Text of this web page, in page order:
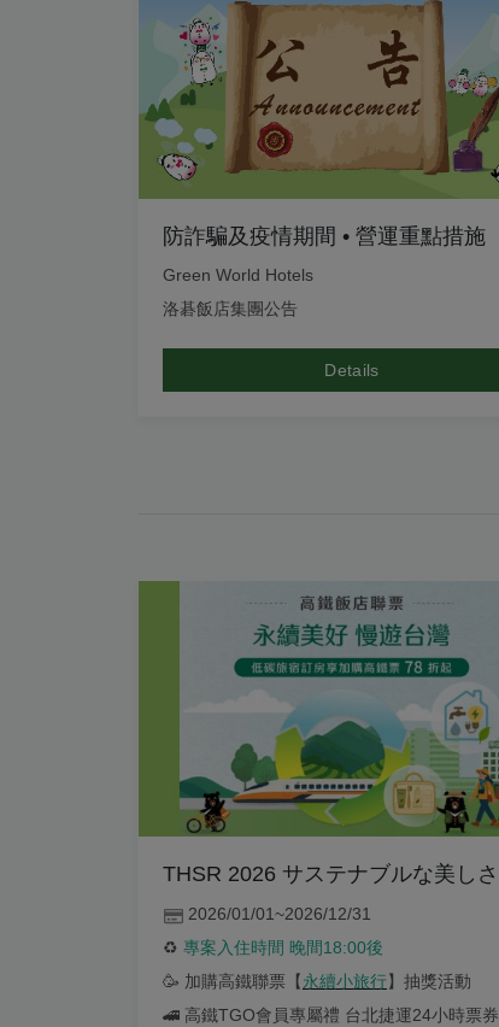
防詐騙及疫情期間 • 營運重點措施
Green World Hotels
洛碁飯店集團公告
Details
2026/01/01~2026/12/31
♻️ 專案入住時間 晚間18:00後
🥳 加購高鐵聯票【永續小旅行】抽獎活動
🚄 高鐵TGO會員專屬禮 台北捷運24小時票券